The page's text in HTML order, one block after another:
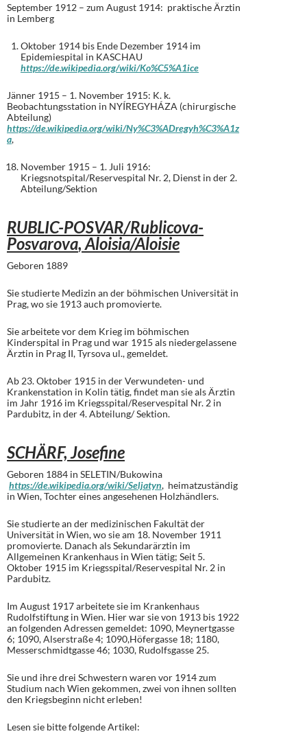
September 1912 – zum August 1914: praktische Ärztin
in Lemberg
Oktober 1914 bis Ende Dezember 1914 im
Epidemiespital in KASCHAU
https://de.wikipedia.org/wiki/Ko%C5%A1ice
Jänner 1915 – 1. November 1915: K. k.
Beobachtungsstation in NYÍREGYHÁZA (chirurgische
Abteilung)
https://de.wikipedia.org/wiki/Ny%C3%ADregyh%C3%A1z
a,
November 1915 – 1. Juli 1916:
Kriegsnotspital/Reservespital Nr. 2, Dienst in der 2.
Abteilung/Sektion
RUBLIC-POSVAR/Rublicova-
Posvarova, Aloisia/Aloisie
Geboren 1889
Sie studierte Medizin an der böhmischen Universität in
Prag, wo sie 1913 auch promovierte.
Sie arbeitete vor dem Krieg im böhmischen
Kinderspital in Prag und war 1915 als niedergelassene
Ärztin in Prag II, Tyrsova ul., gemeldet.
Ab 23. Oktober 1915 in der Verwundeten- und
Krankenstation in Kolin tätig, findet man sie als Ärztin
im Jahr 1916 im Kriegsspital/Reservespital Nr. 2 in
Pardubitz, in der 4. Abteilung/ Sektion.
SCHÄRF, Josefine
Geboren 1884 in SELETIN/Bukowina
https://de.wikipedia.org/wiki/Seljatyn, heimatzuständig
in Wien, Tochter eines angesehenen Holzhändlers.
Sie studierte an der medizinischen Fakultät der
Universität in Wien, wo sie am 18. November 1911
promovierte. Danach als Sekundarärztin im
Allgemeinen Krankenhaus in Wien tätig; Seit 5.
Oktober 1915 im Kriegsspital/Reservespital Nr. 2 in
Pardubitz.
Im August 1917 arbeitete sie im Krankenhaus
Rudolfstiftung in Wien. Hier war sie von 1913 bis 1922
an folgenden Adressen gemeldet: 1090, Meynertgasse
6; 1090, Alserstraße 4; 1090,Höfergasse 18; 1180,
Messerschmidtgasse 46; 1030, Rudolfsgasse 25.
Sie und ihre drei Schwestern waren vor 1914 zum
Studium nach Wien gekommen, zwei von ihnen sollten
den Kriegsbeginn nicht erleben!
Lesen sie bitte folgende Artikel: